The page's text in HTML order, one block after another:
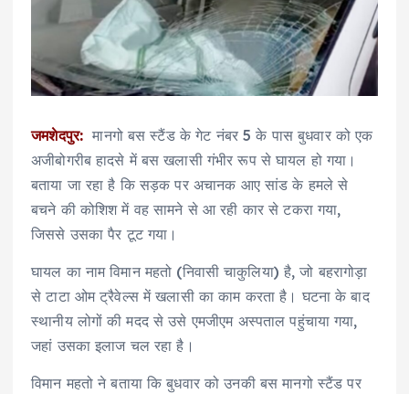
जमशेदपुर: मानगो बस स्टैंड के गेट नंबर 5 के पास बुधवार को एक
अजीबोगरीब हादसे में बस खलासी गंभीर रूप से घायल हो गया।
बताया जा रहा है कि सड़क पर अचानक आए सांड के हमले से
बचने की कोशिश में वह सामने से आ रही कार से टकरा गया,
जिससे उसका पैर टूट गया।
घायल का नाम विमान महतो (निवासी चाकुलिया) है, जो बहरागोड़ा
से टाटा ओम ट्रैवेल्स में खलासी का काम करता है। घटना के बाद
स्थानीय लोगों की मदद से उसे एमजीएम अस्पताल पहुंचाया गया,
जहां उसका इलाज चल रहा है।
विमान महतो ने बताया कि बुधवार को उनकी बस मानगो स्टैंड पर